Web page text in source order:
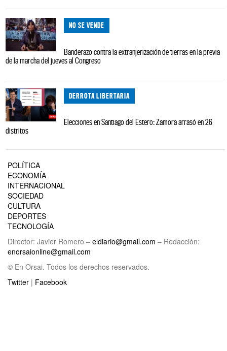
NO SE VENDE
Banderazo contra la extranjerización de tierras en la previa
de la marcha del jueves al Congreso
DERROTA LIBERTARIA
Elecciones en Santiago del Estero: Zamora arrasó en 26
distritos
POLÍTICA
ECONOMÍA
INTERNACIONAL
SOCIEDAD
CULTURA
DEPORTES
TECNOLOGÍA
Director: Javier Romero – eldiario@gmail.com – Redacción:
enorsaionline@gmail.com
© En Orsai. Todos los derechos reservados.
Twitter | Facebook